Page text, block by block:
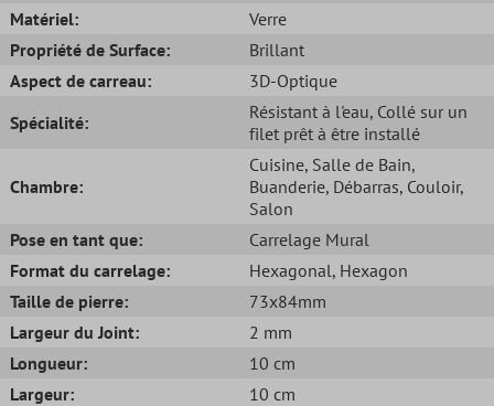
Matériel:
Verre
Propriété de Surface:
Brillant
Aspect de carreau:
3D-Optique
Spécialité:
Résistant à l'eau, Collé sur un
filet prêt à être installé
Chambre:
Cuisine, Salle de Bain,
Buanderie, Débarras, Couloir,
Salon
Pose en tant que:
Carrelage Mural
Format du carrelage:
Hexagonal, Hexagon
Taille de pierre:
73x84mm
Largeur du Joint:
2 mm
Longueur:
10 cm
Largeur:
10 cm